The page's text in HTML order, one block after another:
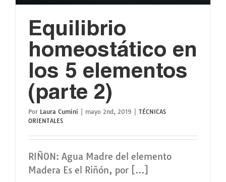
Equilibrio
homeostático en
los 5 elementos
(parte 2)
Por Laura Cumini mayo 2nd, 2019
TÉCNICAS
ORIENTALES
RIÑON: Agua Madre del elemento
Madera Es el Riñón, por [...]